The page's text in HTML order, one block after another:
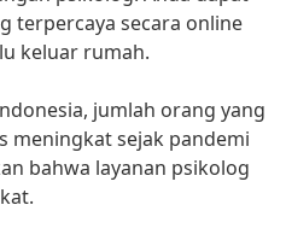
terpercaya secara online
keluar rumah.
jumlah orang yang
meningkat sejak pandemi
bahwa layanan psikolog